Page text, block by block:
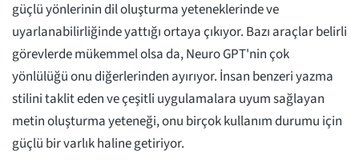
güçlü yönlerinin dil oluşturma yeteneklerinde ve
uyarlanabilirliğinde yattığı ortaya çıkıyor. Bazı araçlar belirli
görevlerde mükemmel olsa da, Neuro GPT'nin çok
yönlülüğü onu diğerlerinden ayırıyor. İnsan benzeri yazma
stilini taklit eden ve çeşitli uygulamalara uyum sağlayan
metin oluşturma yeteneği, onu birçok kullanım durumu için
güçlü bir varlık haline getiriyor.